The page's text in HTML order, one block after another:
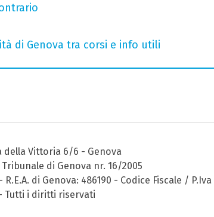
di Genova tra corsi e info utili
della Vittoria 6/6 - Genova
di Genova nr. 16/2005
di Genova: 486190 - Codice Fiscale / P.Iva
Tutti i diritti riservati